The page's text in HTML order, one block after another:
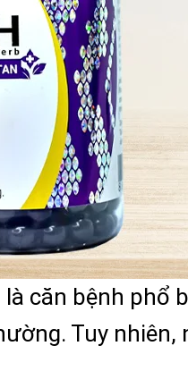
căn bệnh phổ
Tuy nhiên,